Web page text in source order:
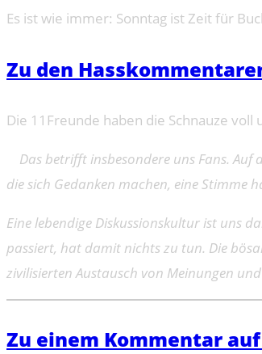
Es ist wie immer: Sonntag ist Zeit für
Zu den
Die 11Freunde haben die Schnauze
Das betrifft insbesondere uns Fans.
die sich Gedanken machen, eine Stimme
Eine lebendige Diskussionskultur ist uns
passiert, hat damit nichts zu tun. Die
zivilisierten Austausch von Meinungen
Zu einem Kommentar